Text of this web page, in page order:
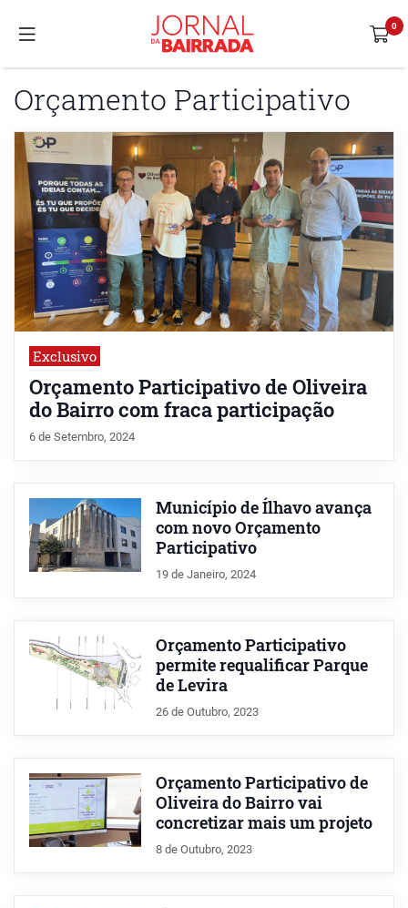
Orçamento Participativo
Exclusivo
Orçamento Participativo de Oliveira
do Bairro com fraca participação
6 de Setembro, 2024
Município de Ílhavo avança
com novo Orçamento
Participativo
19 de Janeiro, 2024
Orçamento Participativo
permite requalificar Parque
de Levira
26 de Outubro, 2023
Orçamento Participativo de
Oliveira do Bairro vai
concretizar mais um projeto
8 de Outubro, 2023